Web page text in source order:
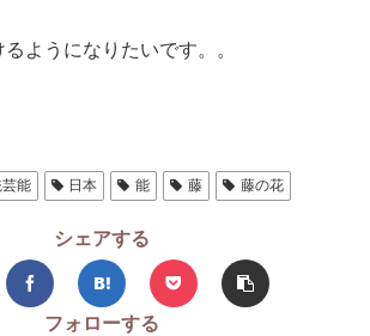
ようになりたいです。。
能 日本 能 藤 藤の花
シェアする
フォローする